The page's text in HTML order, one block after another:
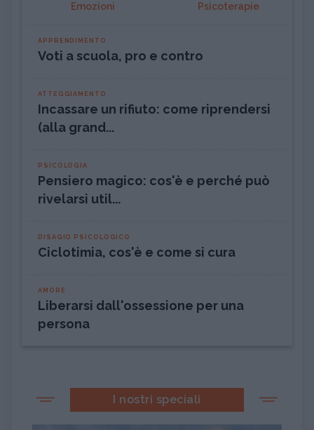
Emozioni Psicoterapie
APPRENDIMENTO
Voti a scuola, pro e contro
ATTEGGIAMENTO
Incassare un rifiuto: come riprendersi
(alla grand...
PSICOLOGIA
Pensiero magico: cos'è e perché può
rivelarsi util...
DISAGIO PSICOLOGICO
Ciclotimia, cos'è e come si cura
AMORE
Liberarsi dall'ossessione per una
persona
I nostri speciali